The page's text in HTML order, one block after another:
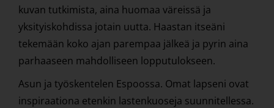
kuvan tutkimista, aina huomaa väreissä ja
yksityiskohdissa jotain uutta. Haastan itseäni
tekemään koko ajan parempaa jälkeä ja pyrin aina
parhaaseen mahdolliseen lopputulokseen.
Asun ja työskentelen Espoossa. Omat lapseni ovat
inspiraationa etenkin lastenkuoseja suunnitellessa.